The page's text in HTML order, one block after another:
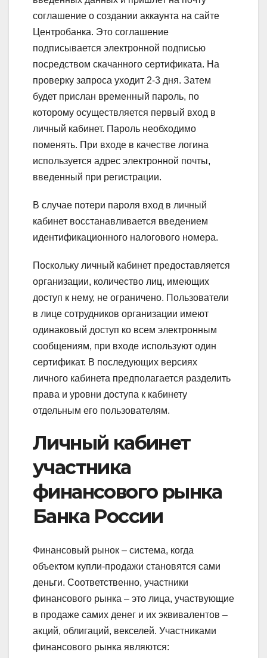
соглашение о создании аккаунта на сайте
Центробанка. Это соглашение
подписывается электронной подписью
посредством скачанного сертификата. На
проверку запроса уходит 2-3 дня. Затем
будет прислан временный пароль, по
которому осуществляется первый вход в
личный кабинет. Пароль необходимо
поменять. При входе в качестве логина
используется адрес электронной почты,
введенный при регистрации.
В случае потери пароля вход в личный
кабинет восстанавливается введением
идентификационного налогового номера.
Поскольку личный кабинет предоставляется
организации, количество лиц, имеющих
доступ к нему, не ограничено. Пользователи
в лице сотрудников организации имеют
одинаковый доступ ко всем электронным
сообщениям, при входе используют один
сертификат. В последующих версиях
личного кабинета предполагается разделить
права и уровни доступа к кабинету
отдельным его пользователям.
Личный кабинет
участника
финансового рынка
Банка России
Финансовый рынок – система, когда
объектом купли-продажи становятся сами
деньги. Соответственно, участники
финансового рынка – это лица, участвующие
в продаже самих денег и их эквивалентов –
акций, облигаций, векселей. Участниками
финансового рынка являются: